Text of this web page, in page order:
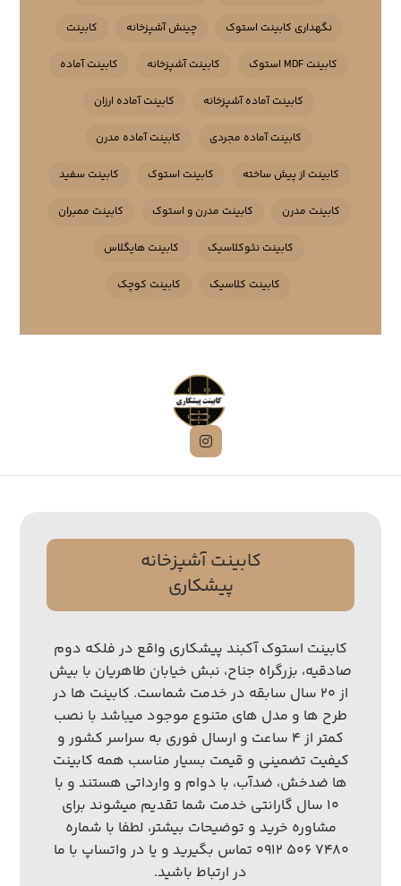
نگهداری کابینت استوک چینش آشپزخانه کابینت
کابینت MDF استوک کابینت آشپزخانه کابینت آماده
کابینت آماده آشپزخانه کابینت آماده ارزان
کابینت آماده مجردی کابینت آماده مدرن
کابینت از پیش ساخته کابینت استوک کابینت سفید
کابینت مدرن کابینت مدرن و استوک کابینت ممبران
کابینت نئوکلاسیک کابینت هایگلاس
کابینت کلاسیک کابینت کوچک
کابینت آشپزخانه
پیشکاری
کابینت استوک آکبند پیشکاری واقع در فلکه دوم
صادقیه، بزرگراه جناح، نبش خیابان طاهریان با بیش
از ۲۰ سال سابقه در خدمت شماست. کابینت ها در
طرح ها و مدل های متنوع موجود میباشد با نصب
کمتر از ۴ ساعت و ارسال فوری به سراسر کشور و
کیفیت تضمینی و قیمت بسیار مناسب همه کابینت
ها ضدخش، ضدآب، با دوام و وارداتی هستند و با
۱۰ سال گارانتی خدمت شما تقدیم میشوند برای
مشاوره خرید و توضیحات بیشتر، لطفا با شماره
۷۴۸۰ ۵۰۶ ۰۹۱۲ تماس بگیرید و یا در واتساپ با ما
در ارتباط باشید.